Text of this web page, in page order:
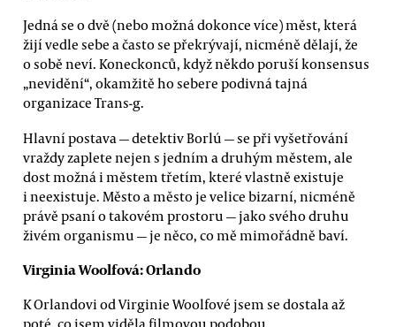
Jedná se o dvě (nebo možná dokonce více) měst, která
žijí vedle sebe a často se překrývají, nicméně dělají, že
o sobě neví. Koneckonců, když někdo poruší konsensus
„nevidění“, okamžitě ho sebere podivná tajná
organizace Trans-g.
Hlavní postava — detektiv Borlú — se při vyšetřování
vraždy zaplete nejen s jedním a druhým městem, ale
dost možná i městem třetím, které vlastně existuje
i neexistuje. Město a město je velice bizarní, nicméně
právě psaní o takovém prostoru — jako svého druhu
živém organismu — je něco, co mě mimořádně baví.
Virginia Woolfová: Orlando
K Orlandovi od Virginie Woolfové jsem se dostala až